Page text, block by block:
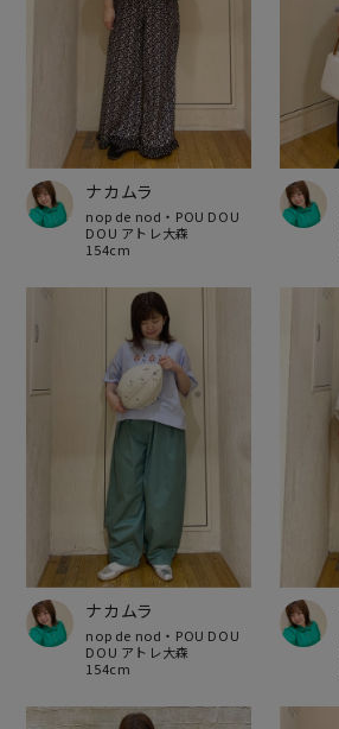
ナカムラ
nop de nod・POU DOU
DOU アトレ大森
154cm
ナカムラ
nop de nod・POU DOU
DOU アトレ大森
154cm